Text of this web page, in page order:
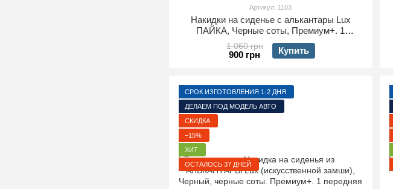
Артикул: 1103
Накидки на сиденье с алькантары Lux
ПАЙКА, Черные соты, Премиум+. 1
передняя
1 060 грн
900 грн Купить
СРОК ИЗГОТОВЛЕНИЯ 1-2 ДНЯ
ДЕЛАЕМ ПОД МОДЕЛЬ АВТО
СКИДКА
−15%
ХИТ
ОСТАЛОСЬ 37 ДНЕЙ